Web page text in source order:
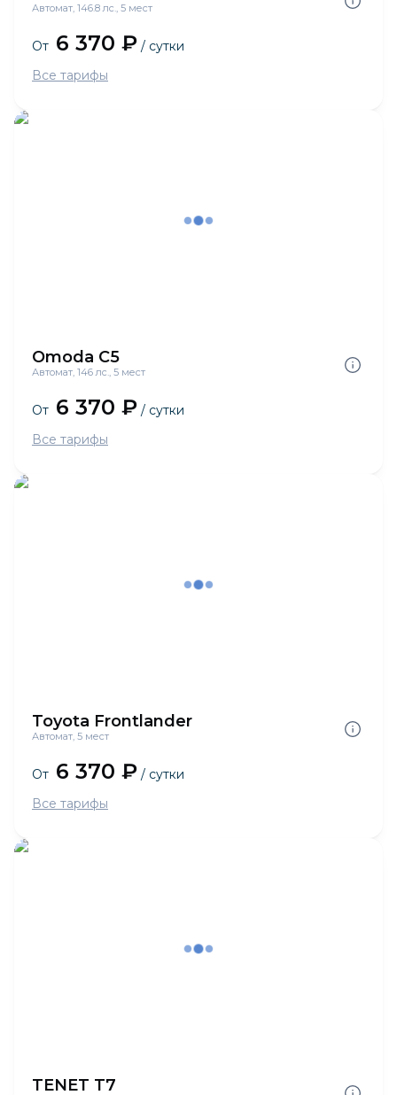
Автомат, 146.8 лс., 5 мест
От 6 370 ₽ / сутки
Все тарифы
Omoda C5
Автомат, 146 лс., 5 мест
От 6 370 ₽ / сутки
Все тарифы
Toyota Frontlander
Автомат, 5 мест
От 6 370 ₽ / сутки
Все тарифы
TENET T7